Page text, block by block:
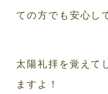
ての方でも安心し
太陽礼拝を覚えて
ますよ！